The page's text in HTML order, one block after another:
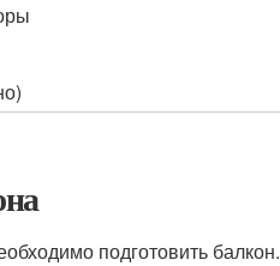
подготовить